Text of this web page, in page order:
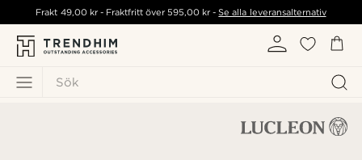
Sök
Frakt 49,00 kr- Fraktfritt över595,00 kr -Se alla leveransalternativ